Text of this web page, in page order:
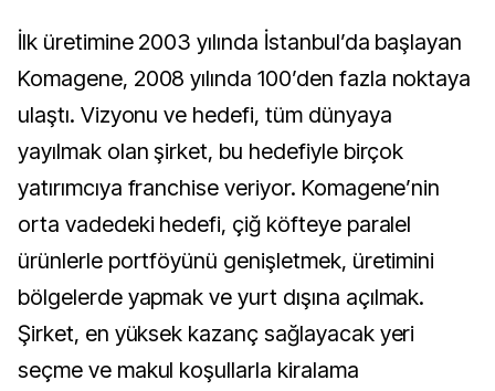
İlk üretimine 2003 yılında İstanbul’da başlayan
Komagene, 2008 yılında 100’den fazla noktaya
ulaştı. Vizyonu ve hedefi, tüm dünyaya
yayılmak olan şirket, bu hedefiyle birçok
yatırımcıya franchise veriyor. Komagene’nin
orta vadedeki hedefi, çiğ köfteye paralel
ürünlerle portföyünü genişletmek, üretimini
bölgelerde yapmak ve yurt dışına açılmak.
Şirket, en yüksek kazanç sağlayacak yeri
seçme ve makul koşullarla kiralama